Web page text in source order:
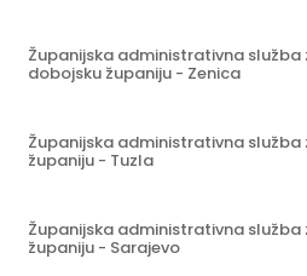
Županijska administrativna služba
dobojsku županiju - Zenica
Županijska administrativna služba
županiju - Tuzla
Županijska administrativna služba
županiju - Sarajevo